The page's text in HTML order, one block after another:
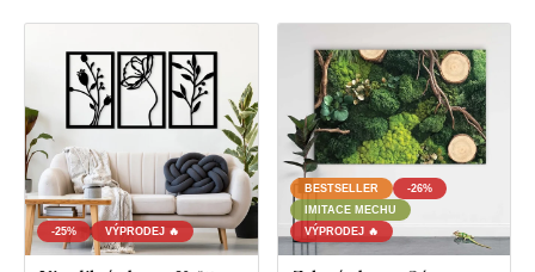
-25% VÝPRODEJ 🔥
BESTSELLER
-26%
IMITACE MECHU
VÝPRODEJ 🔥